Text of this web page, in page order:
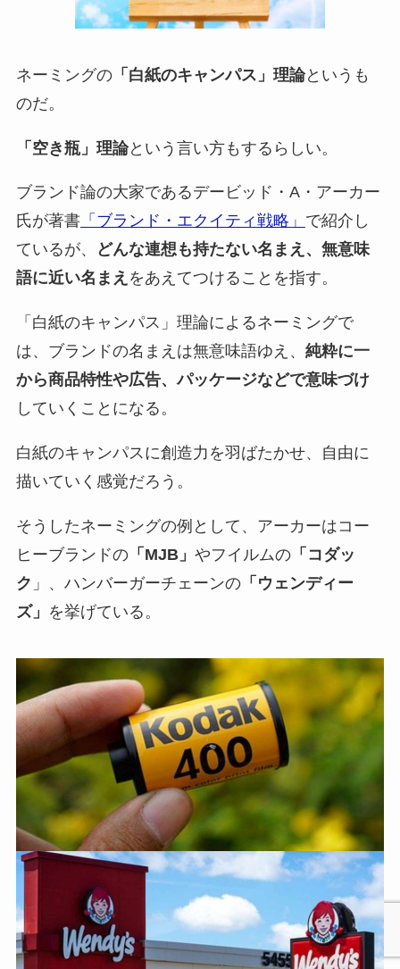
ネーミングの「白紙のキャンパス」理論というも
のだ。
「空き瓶」理論という言い方もするらしい。
ブランド論の大家であるデービッド・A・アーカー
氏が著書「ブランド・エクイティ戦略」 で紹介し
ているが、
どんな連想も持たない名まえ、無意味
語に近い名まえ をあえてつけることを指す。
「白紙のキャンパス」理論によるネーミングで
は、ブランドの名まえは無意味語ゆえ、 純粋に一
から商品特性や広告、パッケージなどで意味づけ
していくことになる。
白紙のキャンパスに創造力を羽ばたかせ、自由に
描いていく感覚だろう。
そうしたネーミングの例として、アーカーはコー
ヒーブランドの「MJB」 やフイルムの「コダッ
ク 」、ハンバーガーチェーンの「ウェンディー
ズ」 を挙げている。